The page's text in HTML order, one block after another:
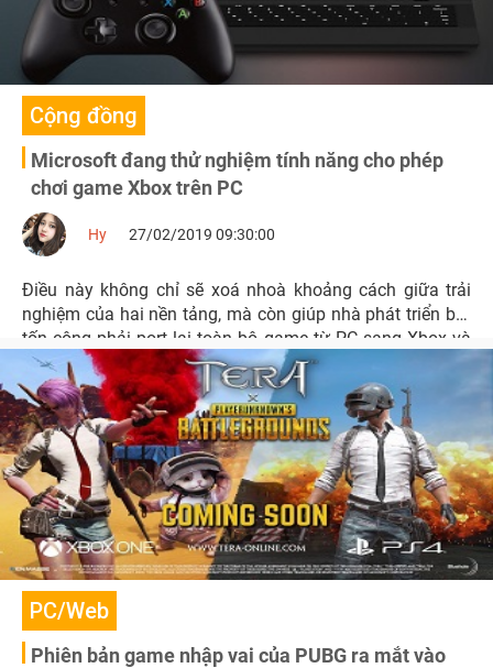
Cộng đồng
Microsoft đang thử nghiệm tính năng cho phép
chơi game Xbox trên PC
Hy 27/02/2019 09:30:00
Điều này không chỉ sẽ xoá nhoà khoảng cách giữa trải
nghiệm của hai nền tảng, mà còn giúp nhà phát triển bớt
tốn công phải port lại toàn bộ game từ PC sang Xbox và
ngược lại.
PC/Web
Phiên bản game nhập vai của PUBG ra mắt vào